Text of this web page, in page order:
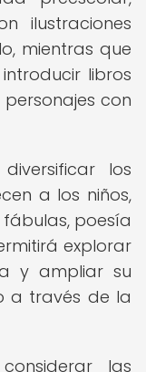
ilustraciones
mientras que
libros
con
los
a los niños,
poesía
explorar
y ampliar su
a través de la
las